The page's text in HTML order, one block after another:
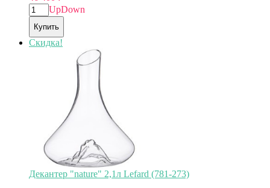
UpDown
Купить
Скидка!
Декантер "nature" 2,1л Lefard (781-273)